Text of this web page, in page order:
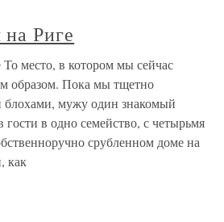
Риге
место, в котором мы сейчас
образом. Пока мы тщетно
блохами, мужу один знакомый
гости в одно семейство, с четырьмя
срубленном доме на
как